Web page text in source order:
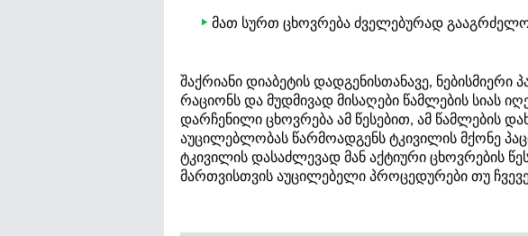
მათ სურთ ცხოვრება ძველებურად
შაქრიანი დიაბეტის დადგენისთანავე, ნებისმიერი
რაციონს და მუდმივად მისაღები წამლების სიას
დარჩენილი ცხოვრება ამ წესებით, ამ წამლების
აუცილებლობას წარმოადგენს ტკივილის მქონე
ტკივილის დასაძლევად მან აქტიური ცხოვრების
მართვისთვის აუცილებელი პროცედურები თუ